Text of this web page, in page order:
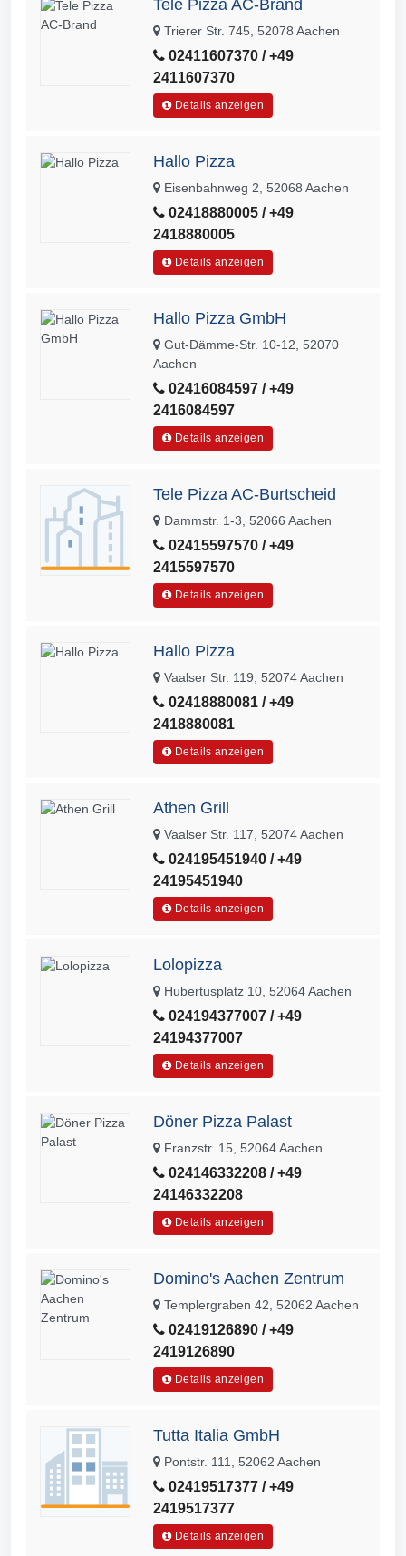
Tele Pizza AC-Brand
Trierer Str. 745, 52078 Aachen
02411607370 / +49
2411607370
Details anzeigen
Hallo Pizza
Eisenbahnweg 2, 52068 Aachen
02418880005 / +49
2418880005
Details anzeigen
Hallo Pizza GmbH
Gut-Dämme-Str. 10-12, 52070
Aachen
02416084597 / +49
2416084597
Details anzeigen
Tele Pizza AC-Burtscheid
Dammstr. 1-3, 52066 Aachen
02415597570 / +49
2415597570
Details anzeigen
Hallo Pizza
Vaalser Str. 119, 52074 Aachen
02418880081 / +49
2418880081
Details anzeigen
Athen Grill
Vaalser Str. 117, 52074 Aachen
024195451940 / +49
24195451940
Details anzeigen
Lolopizza
Hubertusplatz 10, 52064 Aachen
024194377007 / +49
24194377007
Details anzeigen
Döner Pizza Palast
Franzstr. 15, 52064 Aachen
024146332208 / +49
24146332208
Details anzeigen
Domino's Aachen Zentrum
Templergraben 42, 52062 Aachen
02419126890 / +49
2419126890
Details anzeigen
Tutta Italia GmbH
Pontstr. 111, 52062 Aachen
02419517377 / +49
2419517377
Details anzeigen